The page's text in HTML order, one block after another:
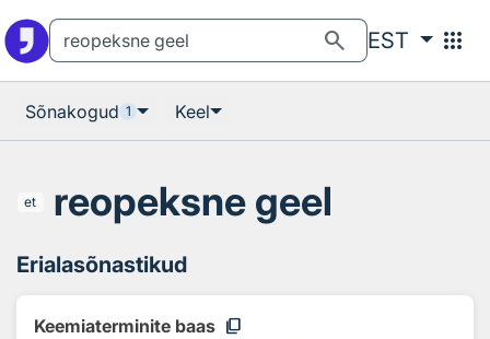
search EST apps
Sõnakogud 1 Keel
et reopeksne geel
Erialasõnastikud
Keemiaterminite baas content_copy